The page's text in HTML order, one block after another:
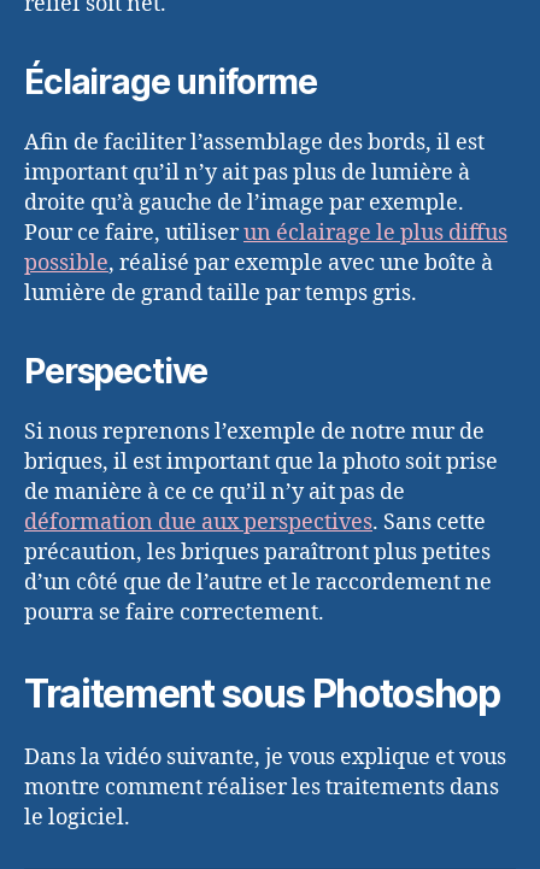
Éclairage uniforme
Afin de faciliter l’assemblage des bords, il est
important qu’il n’y ait pas plus de lumière à
droite qu’à gauche de l’image par exemple.
Pour ce faire, utiliserun éclairage le plus diffus
possible, réalisé par exemple avec une boîte à
lumière de grand taille par temps gris.
Perspective
Si nous reprenons l’exemple de notre mur de
briques, il est important que la photo soit prise
de manière à ce ce qu’il n’y ait pas de
déformation due aux perspectives. Sans cette
précaution, les briques paraîtront plus petites
d’un côté que de l’autre et le raccordement ne
pourra se faire correctement.
Traitement sous Photoshop
Dans la vidéo suivante, je vous explique et vous
montre comment réaliser les traitements dans
le logiciel.